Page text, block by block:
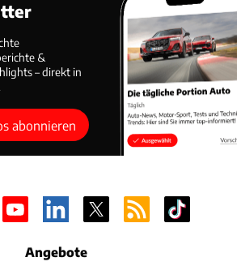
&
– direkt in
abonnieren
Angebote